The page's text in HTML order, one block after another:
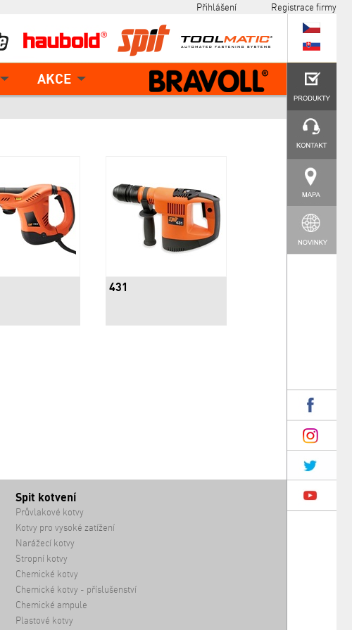
AKCE
Přihlášení
Registrace firmy
431
Spit kotvení
Průvlakové kotvy
Kotvy pro vysoké zatížení
Narážecí kotvy
Stropní kotvy
Chemické kotvy
Chemické kotvy - příslušenství
Chemické ampule
Plastové kotvy